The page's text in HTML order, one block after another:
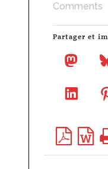
Comments
Partager et